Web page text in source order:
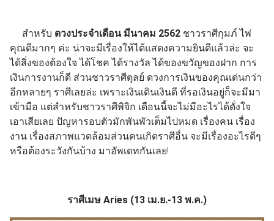
สำหรับ ดวงประจำเดือน มีนาคม 2562 ชาวราศีกุมภ์ ไพ่
คุณดีมากๆ ค่ะ น่าจะมีเรื่องให้ได้แสดงความยินดีแล้วล่ะ จะ
ได้สิ่งของต้องใจ ได้โชค ได้รางวัล ได้ของขวัญของฝาก การ
เงินการงานก็ดี ส่วนชาวราศีตุลย์ ดวงการเงินของคุณเด่นกว่า
อีกหลายๆ ราศีเลยล่ะ เพราะเงินเดินเงินดี ที่รอเงินอยู่ก็จะมีมา
เข้ามือ แต่สำหรับชาวราศีพิจิก เดือนนี้จะไม่มีอะไรได้ดั่งใจ
เอาเสียเลย ปัญหารอบตัวมักพันพัวเต็มไปหมด เรื่องคน เรื่อง
งาน เรื่องสภาพแวดล้อมส่วนคนเกิดราศีอื่น จะมีเรื่องอะไรดีๆ
หรือต้องระวังกันบ้าง มาอัพเดทกันเลย!
ราศีเมษ Aries (13 เม.ย.-13 พ.ค.)